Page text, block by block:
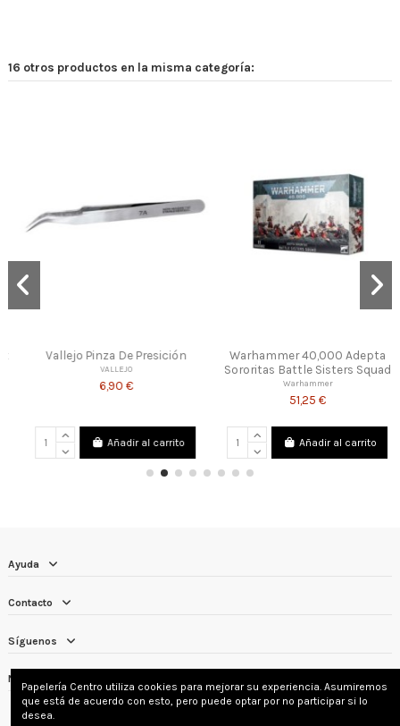
16 otros productos en la misma categoría:
Vallejo Pinza De Presición
VALLEJO
6,90 €
Añadir al carrito
Warhammer 40,000 Adepta
Sororitas Battle Sisters Squad
Warhammer
51,25 €
Añadir al carrito
Ayuda
Contacto
Síguenos
Newsletter
Papelería Centro utiliza cookies para mejorar su experiencia. Asumiremos
que está de acuerdo con esto, pero puede optar por no participar si lo
desea.